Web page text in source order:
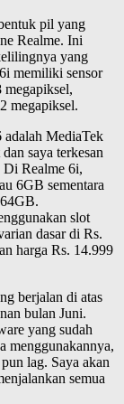
pil yang
Realme. Ini
yang
memiliki sensor
megapiksel,
megapiksel.
adalah MediaTek
saya terkesan
Di Realme 6i,
6GB sementara
slot
dasar di Rs.
harga Rs. 14.999
berjalan di atas
bulan Juni.
yang sudah
menggunakannya,
lag. Saya akan
semua